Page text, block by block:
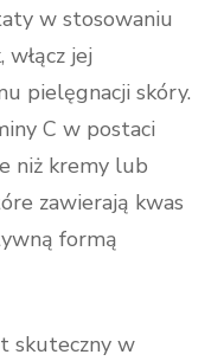
w stosowaniu
jej
pielęgnacji skóry.
C w postaci
niż kremy lub
zawierają kwas
formą
skuteczny w